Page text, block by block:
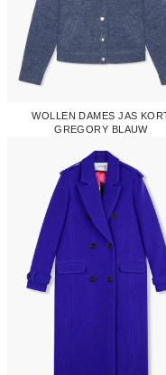
WOLLEN DAMES JAS
GREGORY BLAUW